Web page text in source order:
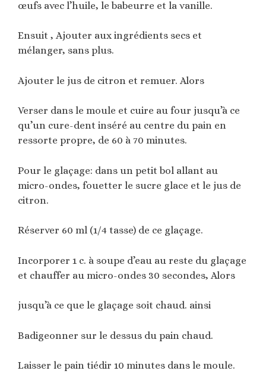
œufs avec l’huile, le babeurre et la vanille.
Ensuit , Ajouter aux ingrédients secs et
mélanger, sans plus.
Ajouter le jus de citron et remuer. Alors
Verser dans le moule et cuire au four jusqu’à ce
qu’un cure-dent inséré au centre du pain en
ressorte propre, de 60 à 70 minutes.
Pour le glaçage: dans un petit bol allant au
micro-ondes, fouetter le sucre glace et le jus de
citron.
Réserver 60 ml (1/4 tasse) de ce glaçage.
Incorporer 1 c. à soupe d’eau au reste du glaçage
et chauffer au micro-ondes 30 secondes, Alors
jusqu’à ce que le glaçage soit chaud. ainsi
Badigeonner sur le dessus du pain chaud.
Laisser le pain tiédir 10 minutes dans le moule.